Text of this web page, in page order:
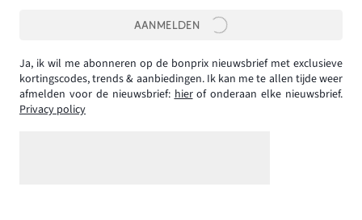
AANMELDEN
Ja, ik wil me abonneren op de bonprix nieuwsbrief met exclusieve
kortingscodes, trends & aanbiedingen. Ik kan me te allen tijde weer
afmelden voor de nieuwsbrief: hierof onderaan elke nieuwsbrief.
Privacy policy